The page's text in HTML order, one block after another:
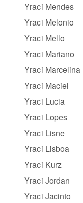
Yraci Mendes
Yraci Melonio
Yraci Mello
Yraci Mariano
Yraci Marcelina
Yraci Maciel
Yraci Lucia
Yraci Lopes
Yraci Lisne
Yraci Lisboa
Yraci Kurz
Yraci Jordan
Yraci Jacinto